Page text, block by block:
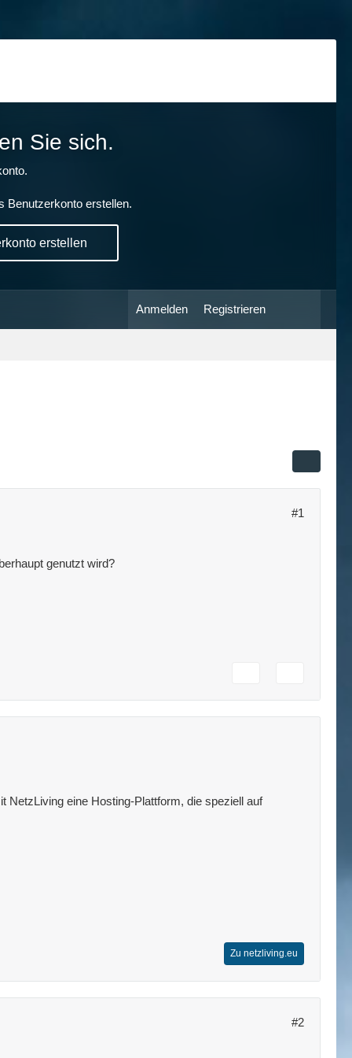
Sie sich.
Benutzerkonto erstellen.
erstellen
Anmelden Registrieren
#1
genutzt wird?
NetzLiving eine Hosting-Plattform, die speziell auf
Zu netzliving.eu
#2